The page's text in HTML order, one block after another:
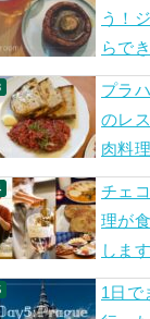
う！
らで
プラ
のレ
肉料
チェ
理が
します
1日で